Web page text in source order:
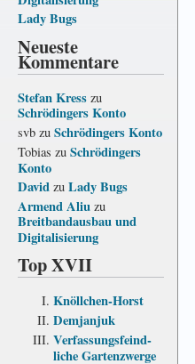
Lady Bugs
Neueste
Kommentare
Stefan Kress zu
Schrödingers Konto
svb zu Schrödingers Konto
Tobias zu Schrödingers
Konto
David zu Lady Bugs
Armend Aliu zu
Breitbandausbau und
Digitalisierung
Top XVII
Knöllchen-Horst
Demjanjuk
Verfassungs­feind­
liche Garten­zwerge